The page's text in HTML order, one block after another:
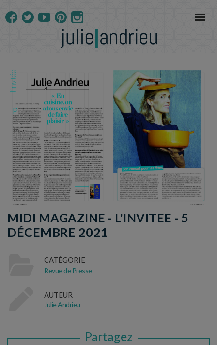
MIDI MAGAZINE - L'INVITEE - 5
DÉCEMBRE 2021
CATÉGORIE
Revue de Presse
AUTEUR
Julie Andrieu
Partagez